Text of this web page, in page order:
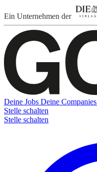
Ein Unternehmen der
Deine Jobs Deine Companies
Stelle schalten
Stelle schalten